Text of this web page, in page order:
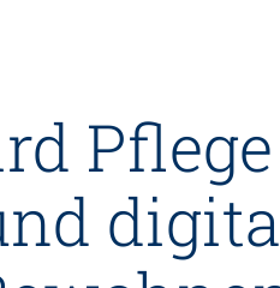
finden